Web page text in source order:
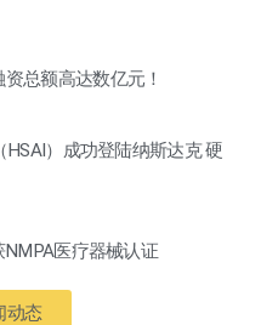
总额高达数亿元！
HSAI）成功登陆纳斯达克 硬
医疗器械认证
动态